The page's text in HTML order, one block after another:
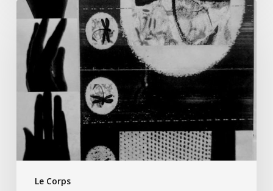
Le Corps
HEA
(performance)